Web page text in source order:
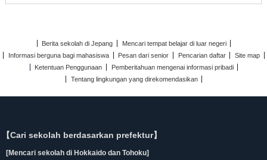
Berita sekolah di Jepang
Mencari tempat belajar di luar negeri
Informasi berguna bagi mahasiswa
Pesan dari senior Pencarian daftar
Site map
Ketentuan Penggunaan
Pemberitahuan mengenai informasi pribadi
Tentang lingkungan yang direkomendasikan
【Cari sekolah berdasarkan prefektur】
[Mencari sekolah di Hokkaido dan Tohoku]